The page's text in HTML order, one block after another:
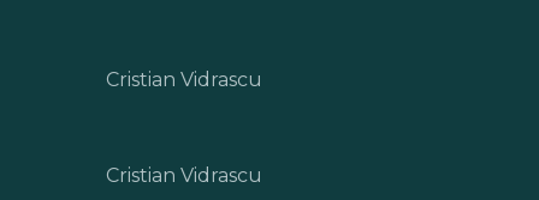
Cristian Vidrascu
Cristian Vidrascu